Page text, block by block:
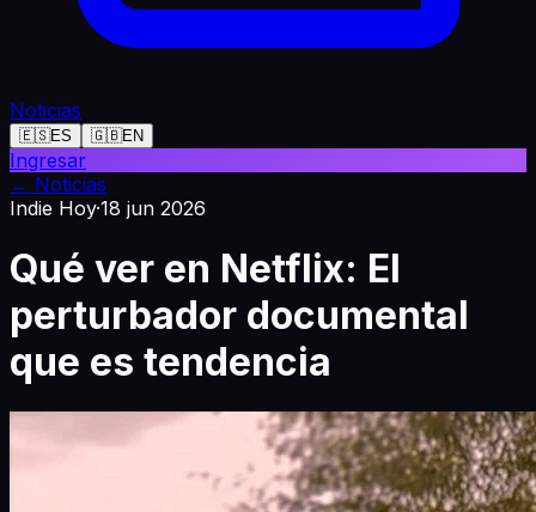
Noticias
🇪🇸ES 🇬🇧EN
Ingresar
← Noticias
Indie Hoy·18 jun 2026
Qué ver en Netflix: El
perturbador documental
que es tendencia